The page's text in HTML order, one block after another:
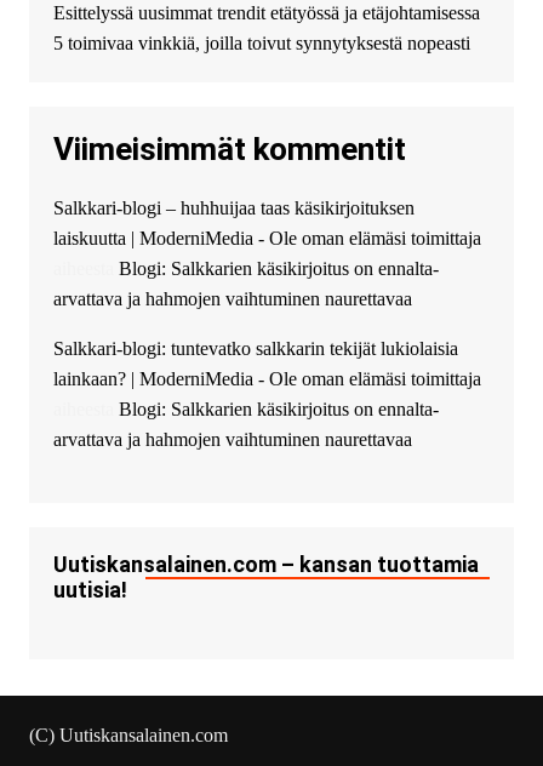
избыточных вопросов и
документов? Тогда обратитесь
guest_4889 :Cmon Suomi 👏
The Admin: High five! You’ve
successfully installed Simple
Ajax Chat.
Esittelyssä uusimmat trendit etätyössä ja etäjohtamisessa
5 toimivaa vinkkiä, joilla toivut synnytyksestä nopeasti
Viimeisimmät kommentit
Salkkari-blogi – huhhuijaa taas käsikirjoituksen
laiskuutta | ModerniMedia - Ole oman elämäsi toimittaja
Blogi: Salkkarien käsikirjoitus on ennalta-
arvattava ja hahmojen vaihtuminen naurettavaa
Salkkari-blogi: tuntevatko salkkarin tekijät lukiolaisia
lainkaan? | ModerniMedia - Ole oman elämäsi toimittaja
Blogi: Salkkarien käsikirjoitus on ennalta-
arvattava ja hahmojen vaihtuminen naurettavaa
Uutiskansalainen.com – kansan tuottamia
uutisia!
(C) Uutiskansalainen.com